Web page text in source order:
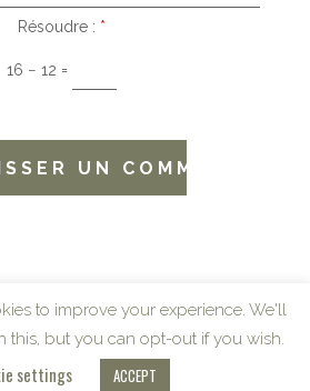
Résoudre : *
16 − 12 =
to improve your experience. We'll
this, but you can opt-out if you wish.
settings ACCEPT